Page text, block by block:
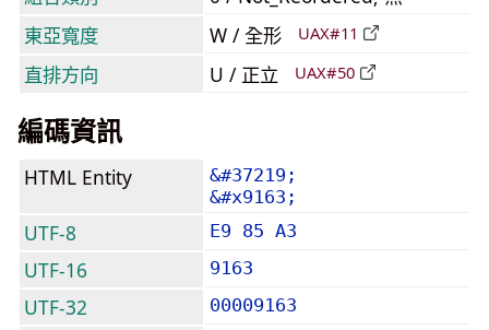
東亞寬度
W / 全形 UAX#11
直排方向 U / 正立 UAX#50
編碼資訊
HTML Entity
&#37219;
&#x9163;
UTF-8 E9 85 A3
UTF-16 9163
UTF-32 00009163